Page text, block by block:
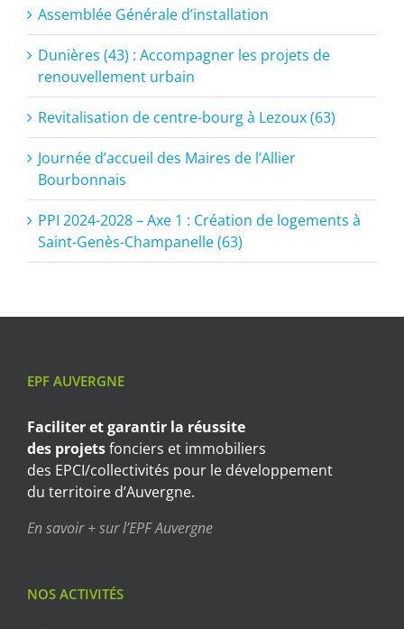
Assemblée Générale d’installation
Dunières (43) : Accompagner les projets de
renouvellement urbain
Revitalisation de centre-bourg à Lezoux (63)
Journée d’accueil des Maires de l’Allier
Bourbonnais
PPI 2024-2028 – Axe 1 : Création de logements à
Saint-Genès-Champanelle (63)
EPF AUVERGNE
Faciliter et garantir la réussite
des projetsfonciers et immobiliers
des EPCI/collectivités pour le développement
du territoire d’Auvergne.
En savoir + sur l’EPF Auvergne
NOS ACTIVITÉS